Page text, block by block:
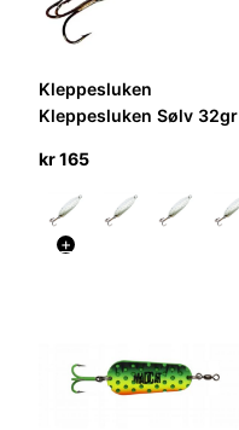
Kleppesluken
Kleppesluken Sølv 32gr
kr165
+